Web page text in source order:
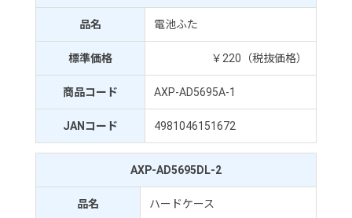
品名 電池ふた
標準価格 ￥220（税抜価格）
商品コード AXP-AD5695A-1
JANコード 4981046151672
AXP-AD5695DL-2
品名 ハードケース